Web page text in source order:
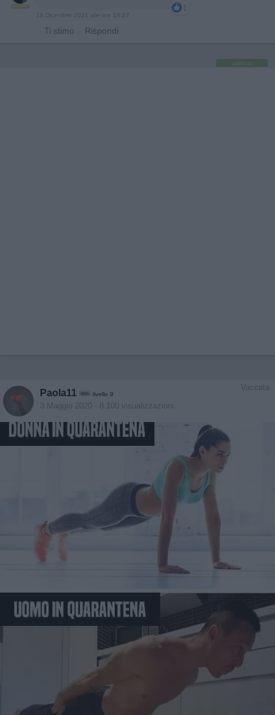
1
18 Dicembre 2021 alle ore 19:27
· Ti stimo · Rispondi
pubblicità
Vaccata
Paola11 livello 9
3 Maggio 2020 - 8.100 visualizzazioni